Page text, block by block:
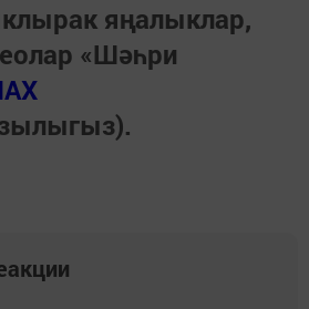
яңалыклар,
«Шәһри